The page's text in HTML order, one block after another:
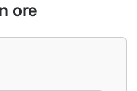
ore